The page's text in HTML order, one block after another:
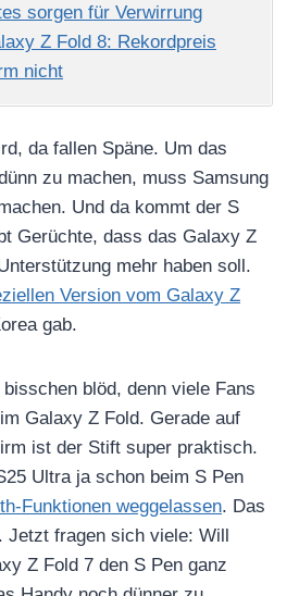
sorgen für Verwirrung
Z Fold 8: Rekordpreis
nicht
da fallen Späne. Um das
zu machen, muss Samsung
Und da kommt der S
Gerüchte, dass das Galaxy Z
mehr haben soll.
Version vom Galaxy Z
gab.
blöd, denn viele Fans
Galaxy Z Fold. Gerade auf
ist der Stift super praktisch.
Ultra ja schon beim S Pen
Funktionen weggelassen. Das
fragen sich viele: Will
Z Fold 7 den S Pen ganz